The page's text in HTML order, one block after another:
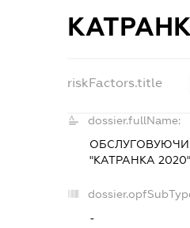
riskFactors.title
dossier.fullName:
"КАТРАНКА 2020"
-